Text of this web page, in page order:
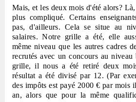
Mais, et les deux mois d'été alors?
plus compliqué. Certains
pas, d'ailleurs. Cela se situe au
salaires. Notre grille a été, elle
même niveau que les autres cadres
recrutés avec un concours au
grille, il nous a été retiré deux
résultat a été divisé par 12. (Par
des impôts est payé 2000 € par mois
an, alors que pour la même